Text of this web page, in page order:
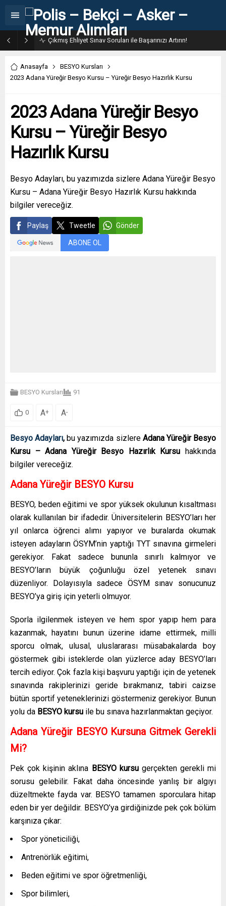
Anasayfa
BESYO Kursları
2023 Adana Yüreğir Besyo Kursu – Yüreğir Besyo Hazırlık Kursu
2023 Adana Yüreğir Besyo
Kursu – Yüreğir Besyo
Hazırlık Kursu
Besyo Adayları, bu yazımızda sizlere Adana Yüreğir Besyo
Kursu – Adana Yüreğir Besyo Hazırlık Kursu hakkında
bilgiler vereceğiz.
Paylaş Tweetle Gönder
ABONE OL
BESYO Kursları 91
0 A+ A-
Besyo Adayları, bu yazımızda sizlere Adana Yüreğir Besyo
Kursu – Adana Yüreğir Besyo Hazırlık Kursu hakkında
bilgiler vereceğiz.
Adana Yüreğir BESYO Kursu
BESYO, beden eğitimi ve spor yüksek okulunun kısaltması
olarak kullanılan bir ifadedir. Üniversitelerin BESYO’ları her
yıl onlarca öğrenci alımı yapıyor ve buralarda okumak
isteyen adayların ÖSYM’nin yaptığı TYT sınavına girmeleri
gerekiyor. Fakat sadece bununla sınırlı kalmıyor ve
BESYO’ların büyük çoğunluğu özel yetenek sınavı
düzenliyor. Dolayısıyla sadece ÖSYM sınav sonucunuz
BESYO’ya giriş için yeterli olmuyor.
Sporla ilgilenmek isteyen ve hem spor yapıp hem para
kazanmak, hayatını bunun üzerine idame ettirmek, milli
sporcu olmak, ulusal, uluslararası müsabakalarda boy
göstermek gibi isteklerde olan yüzlerce aday BESYO’ları
tercih ediyor. Çok fazla kişi başvuru yaptığı için de yetenek
sınavında rakiplerinizi geride bırakmanız, tabiri caizse
bütün sportif yeteneklerinizi göstermeniz gerekiyor. Bunun
yolu da BESYO kursu ile bu sınava hazırlanmaktan geçiyor.
Adana Yüreğir BESYO Kursuna Gitmek Gerekli
Mi?
Pek çok kişinin aklına BESYO kursu gerçekten gerekli mi
sorusu gelebilir. Fakat daha öncesinde yanlış bir algıyı
düzeltmekte fayda var. BESYO tamamen sporculara hitap
eden bir yer değildir. BESYO’ya girdiğinizde pek çok bölüm
karşınıza çıkar:
Spor yöneticiliği,
Antrenörlük eğitimi,
Beden eğitimi ve spor öğretmenliği,
Spor bilimleri,